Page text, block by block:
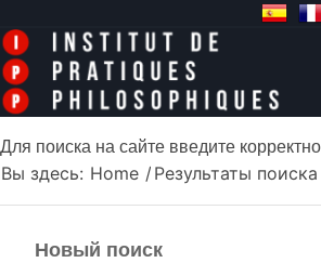
Для поиска на сайте введите
Вы здесь: Home / Результаты
Новый поиск